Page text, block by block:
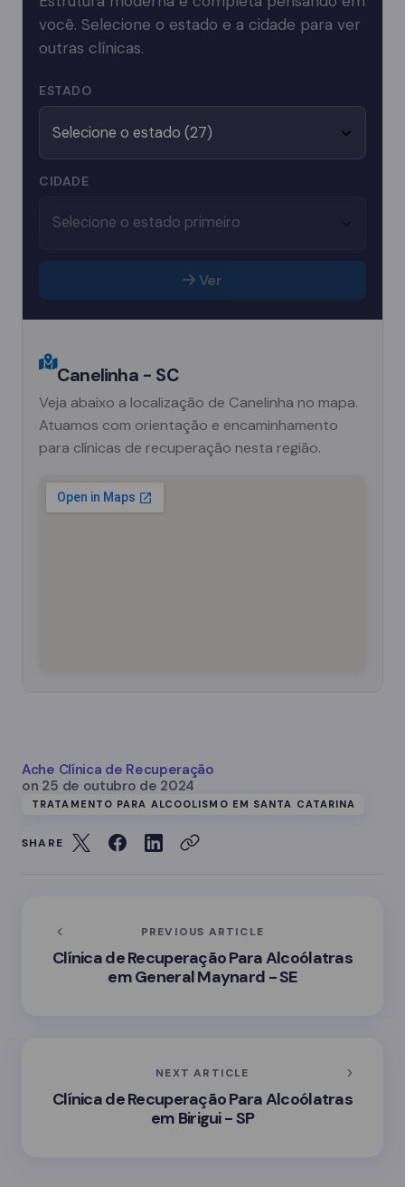
você. Selecione o estado e a cidade para ver
outras clínicas.
ESTADO
CIDADE
Ver
Canelinha - SC
Veja abaixo a localização de Canelinha no mapa.
Atuamos com orientação e encaminhamento
para clínicas de recuperação nesta região.
Ache Clínica de Recuperação
on 25 de outubro de 2024
TRATAMENTO PARA ALCOOLISMO EM SANTA CATARINA
SHARE
PREVIOUS ARTICLE
Clínica de Recuperação Para Alcoólatras
em General Maynard - SE
NEXT ARTICLE
Clínica de Recuperação Para Alcoólatras
em Birigui - SP